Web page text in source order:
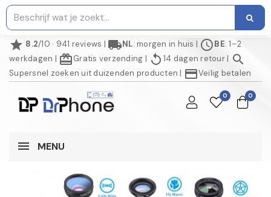
star 8.2/10 · 941 reviews | local_shippingNL: morgen in huis | scheduleBE: 1–2
werkdagen | redeemGratis verzending | replay 14 dagen retour| search
Supersnel zoeken uit duizenden producten | credit_cardVeilig betalen
0 0
MENU
NIET OP VOORRAAD